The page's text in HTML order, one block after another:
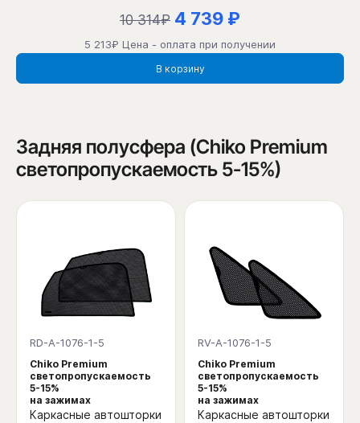
10 314₽ 4 739 ₽
5 213₽ Цена - оплата при получении
В корзину
Задняя полусфера (Chiko Premium
светопропускаемость 5-15%)
RD-A-1076-1-5
Chiko Premium
светопропускаемость
5-15%
на зажимах
Каркасные автошторки
RV-A-1076-1-5
Chiko Premium
светопропускаемость
5-15%
на зажимах
Каркасные автошторки